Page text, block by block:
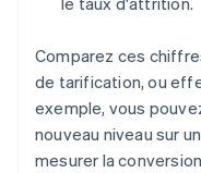
Comparez ces
de tarification, ou
exemple, vous
nouveau niveau sur
mesurer la